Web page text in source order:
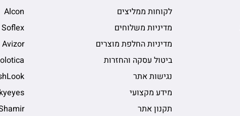
לקוחות ממליצים
מדיניות משלוחים
מדיניות החלפת מוצרים
ביטול עסקה והחזרות
נגישות אתר
מידע מקצועי
תקנון אתר
Alcon
Soflex
Avizor